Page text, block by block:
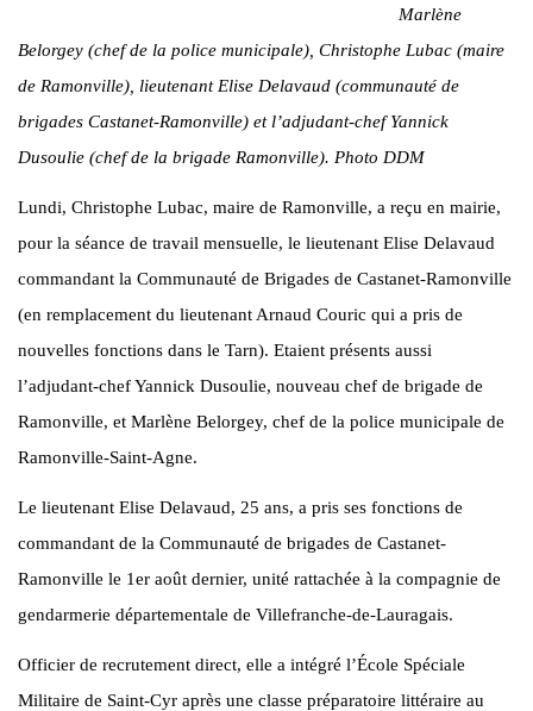
Marlène
Belorgey (chef de la police municipale), Christophe Lubac (maire
de Ramonville), lieutenant Elise Delavaud (communauté de
brigades Castanet-Ramonville) et l’adjudant-chef Yannick
Dusoulie (chef de la brigade Ramonville). Photo DDM
Lundi, Christophe Lubac, maire de Ramonville, a reçu en mairie,
pour la séance de travail mensuelle, le lieutenant Elise Delavaud
commandant la Communauté de Brigades de Castanet-Ramonville
(en remplacement du lieutenant Arnaud Couric qui a pris de
nouvelles fonctions dans le Tarn). Etaient présents aussi
l’adjudant-chef Yannick Dusoulie, nouveau chef de brigade de
Ramonville, et Marlène Belorgey, chef de la police municipale de
Ramonville-Saint-Agne.
Le lieutenant Elise Delavaud, 25 ans, a pris ses fonctions de
commandant de la Communauté de brigades de Castanet-
Ramonville le 1er août dernier, unité rattachée à la compagnie de
gendarmerie départementale de Villefranche-de-Lauragais.
Officier de recrutement direct, elle a intégré l’École Spéciale
Militaire de Saint-Cyr après une classe préparatoire littéraire au